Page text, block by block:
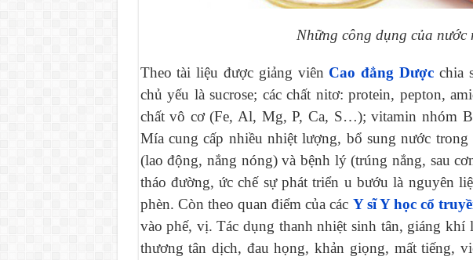
Những công dụng của nước
Theo tài liệu được giảng viên Cao đẳng Dượcchia
chủ yếu là sucrose; các chất nitơ: protein, pepton,
chất vô cơ (Fe, Al, Mg, P, Ca, S…); vitamin nhóm
Mía cung cấp nhiều nhiệt lượng, bổ sung nước
(lao động, nắng nóng) và bệnh lý (trúng nắng, sau
tháo đường, ức chế sự phát triển u bướu là nguyên
phèn. Còn theo quan điểm của các Y sĩ Y học cổ
vào phế, vị. Tác dụng thanh nhiệt sinh tân, giáng
thương tân dịch, đau họng, khản giọng, mất tiếng,